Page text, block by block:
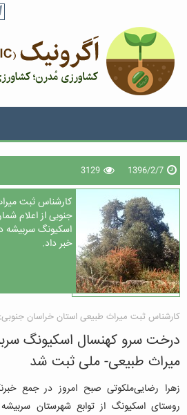
1396/2/7
3129
کارشناس ثبت
جنوبی از اعلام
اسکیونگ سربیشه
خبر داد.
کارشناس ثبت میراث طبیعی استان خراسان جنوبی:
درخت سرو کهنسال اسکیونگ
میراث طبیعی- ملی ثبت شد
زهرا رضایی‌ملکوتی صبح امروز در جمع
روستای اسکیونگ از توابع شهرستان